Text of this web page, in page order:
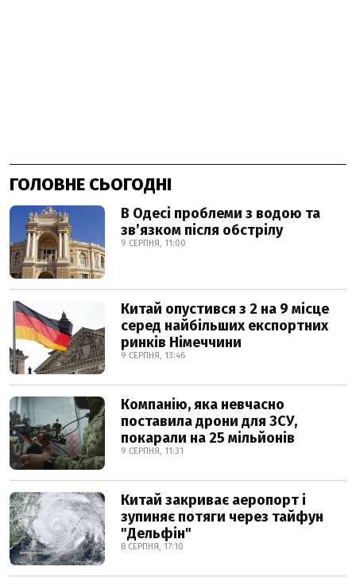
ГОЛОВНЕ СЬОГОДНІ
В Одесі проблеми з водою та
звʼязком після обстрілу
9 СЕРПНЯ, 11:00
Китай опустився з 2 на 9 місце
серед найбільших експортних
ринків Німеччини
9 СЕРПНЯ, 13:46
Компанію, яка невчасно
поставила дрони для ЗСУ,
покарали на 25 мільйонів
9 СЕРПНЯ, 11:31
Китай закриває аеропорт і
зупиняє потяги через тайфун
"Дельфін"
8 СЕРПНЯ, 17:10